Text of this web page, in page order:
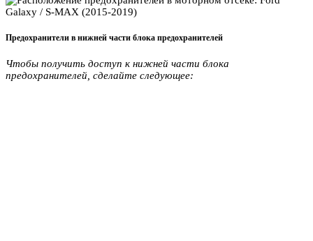
Предохранители в нижней части блока предохранителей
Чтобы получить доступ к нижней части блока
предохранителей, сделайте следующее: